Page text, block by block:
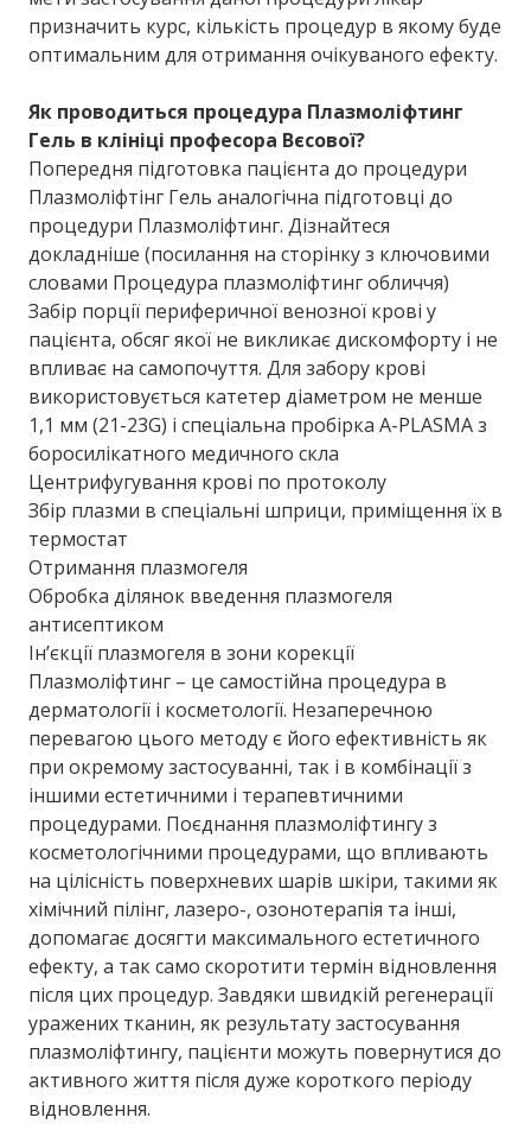
призначить курс, кількість процедур в якому буде
оптимальним для отримання очікуваного ефекту.
Як проводиться процедура Плазмоліфтинг
Гель в клініці професора Вєсової?
Попередня підготовка пацієнта до процедури
Плазмоліфтінг Гель аналогічна підготовці до
процедури Плазмоліфтинг. Дізнайтеся
докладніше (посилання на сторінку з ключовими
словами Процедура плазмоліфтинг обличчя)
Забір порції периферичної венозної крові у
пацієнта, обсяг якої не викликає дискомфорту і не
впливає на самопочуття. Для забору крові
використовується катетер діаметром не менше
1,1 мм (21-23G) і спеціальна пробірка A-PLASMA з
боросилікатного медичного скла
Центрифугування крові по протоколу
Збір плазми в спеціальні шприци, приміщення їх в
термостат
Отримання плазмогеля
Обробка ділянок введення плазмогеля
антисептиком
Ін’єкції плазмогеля в зони корекції
Плазмоліфтинг – це самостійна процедура в
дерматології і косметології. Незаперечною
перевагою цього методу є його ефективність як
при окремому застосуванні, так і в комбінації з
іншими естетичними і терапевтичними
процедурами. Поєднання плазмоліфтингу з
косметологічними процедурами, що впливають
на цілісність поверхневих шарів шкіри, такими як
хімічний пілінг, лазеро-, озонотерапія та інші,
допомагає досягти максимального естетичного
ефекту, а так само скоротити термін відновлення
після цих процедур. Завдяки швидкій регенерації
уражених тканин, як результату застосування
плазмоліфтингу, пацієнти можуть повернутися до
активного життя після дуже короткого періоду
відновлення.